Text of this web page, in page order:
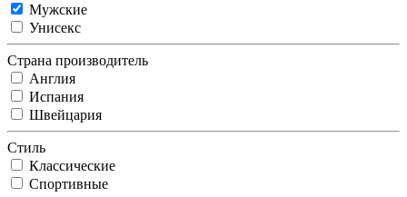
Мужские
Унисекс
Страна производитель
Англия
Испания
Швейцария
Стиль
Классические
Спортивные